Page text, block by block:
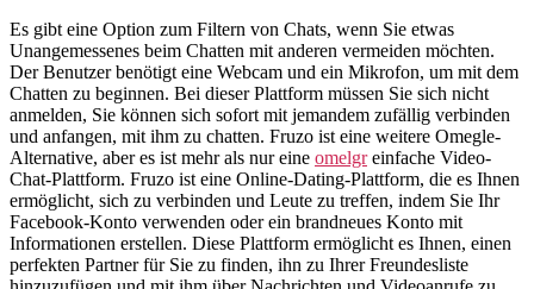
Es gibt eine Option zum Filtern von Chats, wenn Sie etwas
Unangemessenes beim Chatten mit anderen vermeiden möchten.
Der Benutzer benötigt eine Webcam und ein Mikrofon, um mit dem
Chatten zu beginnen. Bei dieser Plattform müssen Sie sich nicht
anmelden, Sie können sich sofort mit jemandem zufällig verbinden
und anfangen, mit ihm zu chatten. Fruzo ist eine weitere Omegle-
Alternative, aber es ist mehr als nur eine omelgreinfache Video-
Chat-Plattform. Fruzo ist eine Online-Dating-Plattform, die es Ihnen
ermöglicht, sich zu verbinden und Leute zu treffen, indem Sie Ihr
Facebook-Konto verwenden oder ein brandneues Konto mit
Informationen erstellen. Diese Plattform ermöglicht es Ihnen, einen
perfekten Partner für Sie zu finden, ihn zu Ihrer Freundesliste